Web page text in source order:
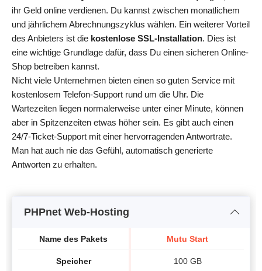
ihr Geld online verdienen. Du kannst zwischen monatlichem
und jährlichem Abrechnungszyklus wählen. Ein weiterer Vorteil
des Anbieters ist die kostenlose SSL-Installation. Dies ist
eine wichtige Grundlage dafür, dass Du einen sicheren Online-
Shop betreiben kannst.
Nicht viele Unternehmen bieten einen so guten Service mit
kostenlosem Telefon-Support rund um die Uhr. Die
Wartezeiten liegen normalerweise unter einer Minute, können
aber in Spitzenzeiten etwas höher sein. Es gibt auch einen
24/7-Ticket-Support mit einer hervorragenden Antwortrate.
Man hat auch nie das Gefühl, automatisch generierte
Antworten zu erhalten.
PHPnet Web-Hosting
Name des Pakets
Speicher
Mutu Start
100 GB